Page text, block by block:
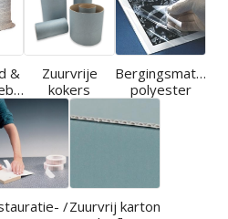
&
Portefeuilleband
Zuurvrije
kokers
polyester
/Zuurvrij karton